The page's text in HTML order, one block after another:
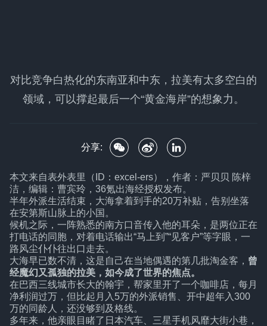
对比竞争白热化的东南亚和中东，拉美有太多空白的
领域，可以撑起最后一个“黄金海岸”的想象力。
分享:
本文来自表外表里（ID：excel-ers）
，作者：严贝贝 陈梓
洁，编辑：曹宾玲，36氪出海经授权发布。
半年外派生活结束，大海拿着到手的20万补贴，告别坐落
在安第斯山脉上的小国。
候机之际，一阵熟悉的南方口音传入他的耳朵，是两位正在
打电话的同胞，对着电话输出“马上到”“见客户”等字眼，一
路风尘仆仆往出口走去。
大海早已数不清，这是自己在当地偶遇的第几批淘金客， 曾
经魔幻又孤独的拉美，如今成了世界的焦点。
在巴西三线城市长大的翰宇，帮家里开了一个咖啡店，每月
净利润过万，但比起月入5万的外派销售、开中超年入300
万的同龄人，还没够到及格线。
多年来，他亲眼目睹了日本汽车、三星手机风靡大街小巷，